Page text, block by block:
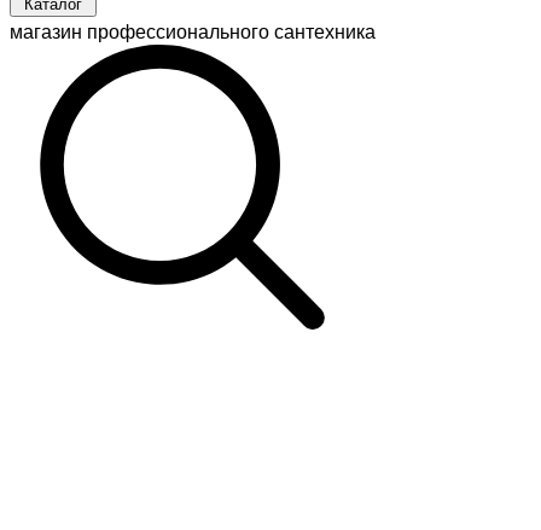
Каталог
магазин профессионального сантехника